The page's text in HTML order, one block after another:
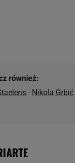
również:
- Nikola Grbić